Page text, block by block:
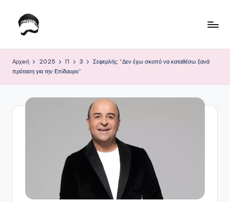
Μετάβαση
ο
Κ
Αρχική 2025 Π 3
Σεφερλής: “Δεν έχω σκοπό να καταθέσω ξανά
πρόταση για την Επίδαυρο”